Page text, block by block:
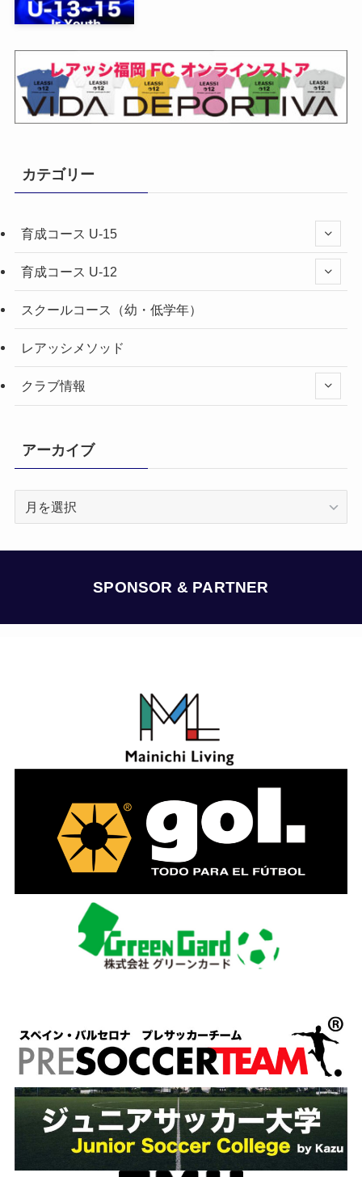
カテゴリー
育成コース U-15
育成コース U-12
スクールコース（幼・低学年）
レアッシメソッド
クラブ情報
アーカイブ
SPONSOR & PARTNER